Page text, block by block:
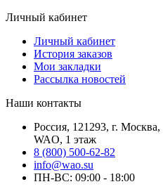
Личный кабинет
Личный кабинет
История заказов
Мои закладки
Рассылка новостей
Наши контакты
Россия, 121293, г.
WAO, 1 этаж
8 (800) 500-62-82
info@wao.su
ПН-ВС: 09:00 - 18:00